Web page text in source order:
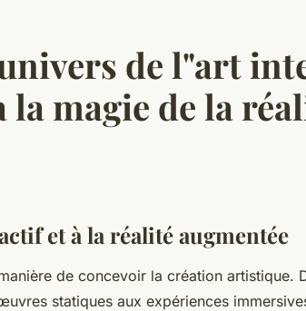
de l"art
magie de la
et à la réalité augmentée
de concevoir la création artistique.
statiques aux expériences